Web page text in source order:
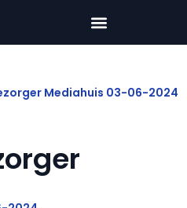
Mediahuis 03-06-2024